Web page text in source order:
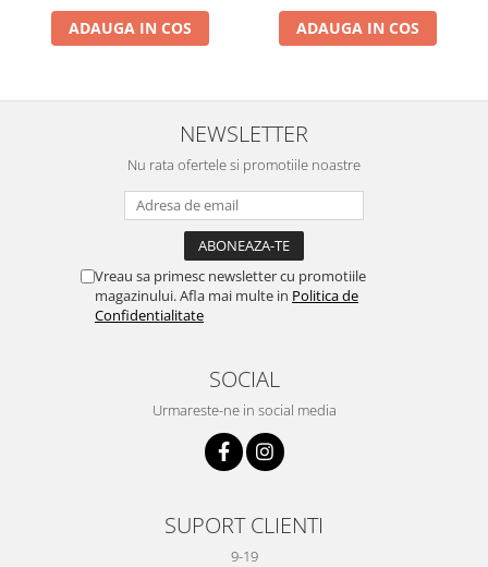
ADAUGA IN COS ADAUGA IN COS
NEWSLETTER
Nu rata ofertele si promotiile noastre
Vreau sa primesc newsletter cu promotiile
magazinului. Afla mai multe in Politica de
Confidentialitate
SOCIAL
Urmareste-ne in social media
SUPORT CLIENTI
9-19